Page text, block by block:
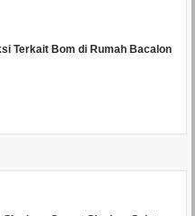
Terkait Bom di Rumah Bacalon